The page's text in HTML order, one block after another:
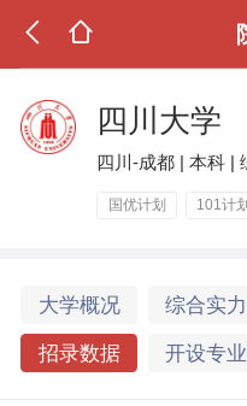
四川大学
四川-成都 | 本科 |
国优计划 101计
大学概况 综合实力
招录数据 开设专业